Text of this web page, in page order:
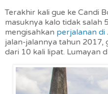
Terakhir kali gue ke Candi
masuknya kalo tidak salah
mengisahkan perjalanan di
jalan-jalannya tahun 2017,
dari 10 kali lipat. Lumayan